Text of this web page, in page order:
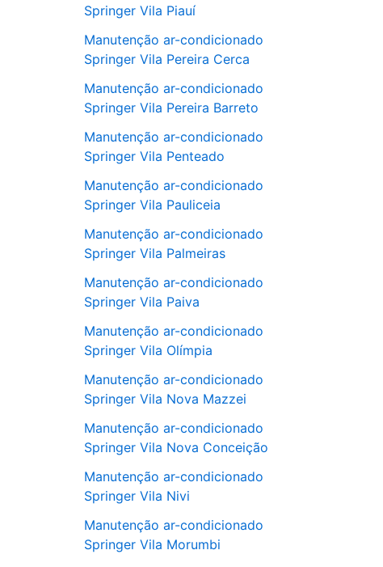
Springer Vila Piauí
Manutenção ar-condicionado
Springer Vila Pereira Cerca
Manutenção ar-condicionado
Springer Vila Pereira Barreto
Manutenção ar-condicionado
Springer Vila Penteado
Manutenção ar-condicionado
Springer Vila Pauliceia
Manutenção ar-condicionado
Springer Vila Palmeiras
Manutenção ar-condicionado
Springer Vila Paiva
Manutenção ar-condicionado
Springer Vila Olímpia
Manutenção ar-condicionado
Springer Vila Nova Mazzei
Manutenção ar-condicionado
Springer Vila Nova Conceição
Manutenção ar-condicionado
Springer Vila Nivi
Manutenção ar-condicionado
Springer Vila Morumbi